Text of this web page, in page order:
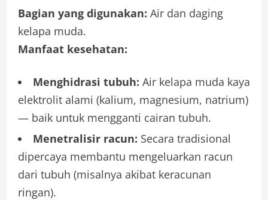
Bagian yang digunakan: Air dan daging
kelapa muda.
Manfaat kesehatan:
Menghidrasi tubuh: Air kelapa muda kaya
elektrolit alami (kalium, magnesium, natrium)
— baik untuk mengganti cairan tubuh.
Menetralisir racun: Secara tradisional
dipercaya membantu mengeluarkan racun
dari tubuh (misalnya akibat keracunan
ringan).